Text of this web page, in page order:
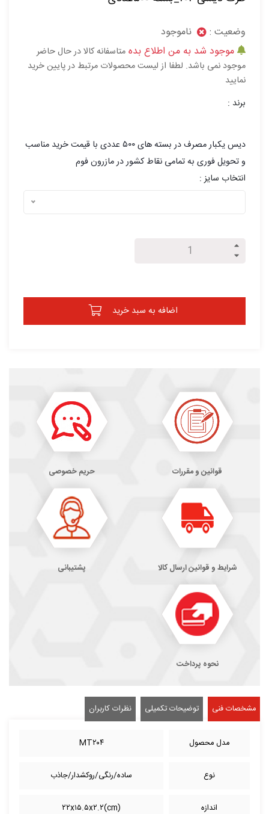
وضعیت :
ناموجود
موجود شد به من اطلاع بده متاسفانه کالا در حال حاضر
موجود نمی باشد. لطفا از لیست محصولات مرتبط در پایین خرید
نمایید
برند :
دیس یکبار مصرف در بسته های ۵۰۰ عددی با قیمت خرید مناسب
و تحویل فوری به تمامی نقاط کشور در مازرون فوم
انتخاب سایز :
اضافه به سبد خرید
قوانین و مقررات حریم خصوصی
شرایط و قوانین ارسال کالا پشتیبانی
نحوه پرداخت
مشخصات فنی توضیحات تکمیلی نظرات کاربران
مدل محصول MT۲۰۴
نوع ساده/رنگی/روکشدار/جاذب
اندازه (cm)۲۲x۱۵.۵x۲.۲